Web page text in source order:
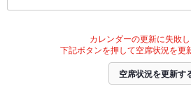
カレンダーの更新に失敗し
下記ボタンを押して空席状況を更
空席状況を更新す